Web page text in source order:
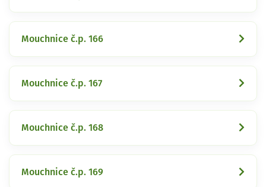
Mouchnice č.p. 166
Mouchnice č.p. 167
Mouchnice č.p. 168
Mouchnice č.p. 169